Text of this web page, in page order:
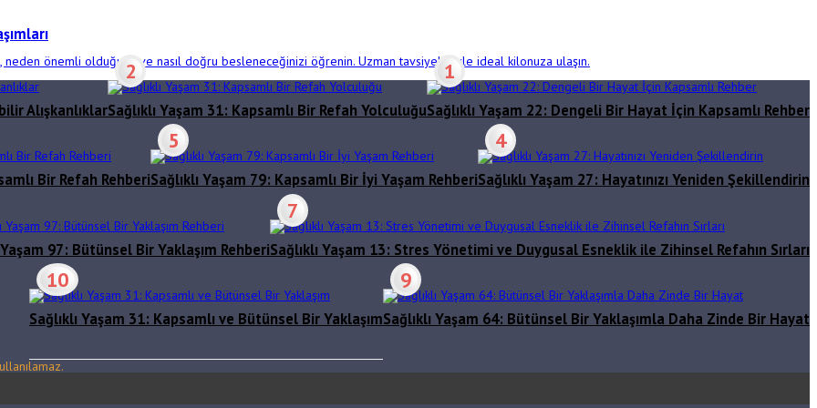
önemli olduğunu ve nasıl doğru besleneceğinizi öğrenin. Uzman tavsiyeleriyle ideal kilonuza ulaşın.
1
Sağlıklı Yaşam 22: Dengeli Bir Hayat İçin Kapsamlı Rehber
2
Sağlıklı Yaşam 31: Kapsamlı Bir Refah Yolculuğu
Alışkanlıklar
4
Sağlıklı Yaşam 27: Hayatınızı Yeniden Şekillendirin
5
Sağlıklı Yaşam 79: Kapsamlı Bir İyi Yaşam Rehberi
Bir Refah Rehberi
7
Sağlıklı Yaşam 13: Stres Yönetimi ve Duygusal Esneklik ile Zihinsel Refahın Sırları
Yaşam 97: Bütünsel Bir Yaklaşım Rehberi
9
Sağlıklı Yaşam 64: Bütünsel Bir Yaklaşımla Daha Zinde Bir Hayat
10
Sağlıklı Yaşam 31: Kapsamlı ve Bütünsel Bir Yaklaşım